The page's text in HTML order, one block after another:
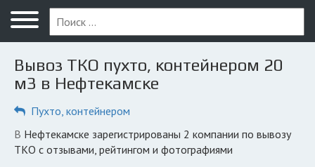
Меню
Главная
Вопрос юристу
Компании
Вывоз ТКО пухто, контейнером 20
м3 в Нефтекамске
Пухто, контейнером
в Нефтекамске зарегистрированы 2 компании по вывозу
ТКО с отзывами, рейтингом и фотографиями